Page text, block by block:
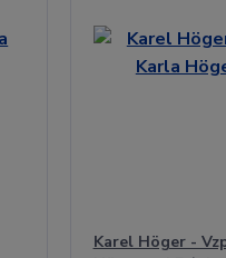
Karel Höger -